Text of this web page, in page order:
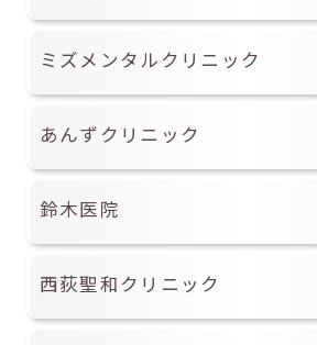
ミズメンタルクリニック
あんずクリニック
鈴木医院
西荻聖和クリニック